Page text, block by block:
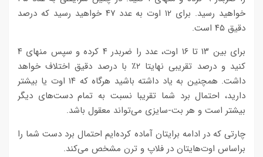
خواهید رسید. برای ۱۲ اوت به عدد ۴۷ خواهید رسید که درصد
دقیق ۴۵ است.
برای بین ۱۳ تا ۱۶ اوت، عدد را ضربدر ۴ کرده و سپس منهای ۴
کنید و درصد تقریبی نهایتا ۲٪ با درصد دقیق اختلاف خواهد
داشت. همچنین به یاد داشته باشید هرگاه که ۱۴ اوت یا بیشتر
دارید، احتمال برد شما تقریبا نسبت به تمام دست‌های دیگر
بیشتر است و هر بت-سایزی می‌تواند معقول باشد.
چارتی که در ادامه برایتان آماده کرده‌ایم احتمال برد دست شما را
براساس اوت‌هایتان در فلاپ و ترن مشخص می‌کند.